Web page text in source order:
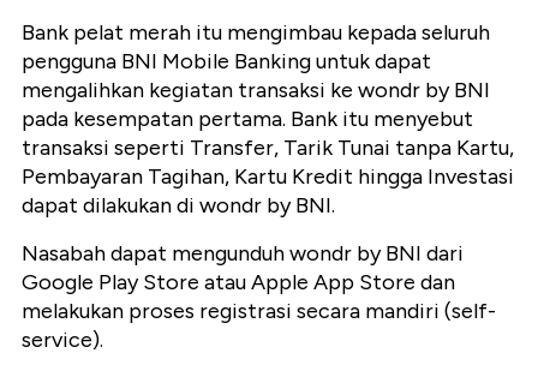
Bank pelat merah itu mengimbau kepada seluruh
pengguna BNI Mobile Banking untuk dapat
mengalihkan kegiatan transaksi ke wondr by BNI
pada kesempatan pertama. Bank itu menyebut
transaksi seperti Transfer, Tarik Tunai tanpa Kartu,
Pembayaran Tagihan, Kartu Kredit hingga Investasi
dapat dilakukan di wondr by BNI.
Nasabah dapat mengunduh wondr by BNI dari
Google Play Store atau Apple App Store dan
melakukan proses registrasi secara mandiri (self-
service).